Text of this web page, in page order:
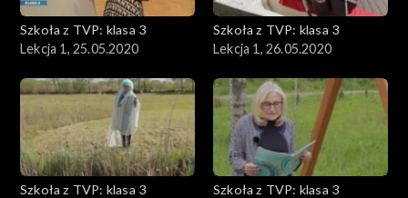
Szkoła z TVP: klasa 3
Lekcja 1, 25.05.2020
Szkoła z TVP: klasa 3
Lekcja 1, 26.05.2020
Szkoła z TVP: klasa 3
Szkoła z TVP: klasa 3